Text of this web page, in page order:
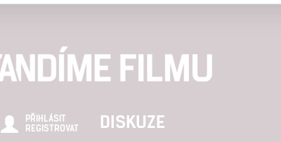
PŘIHLÁSIT
REGISTROVAT
DISKUZE
omezených údajích a měření reklamy
měření obsahu, průzkum publika a vývoj
předcházení a zjišťování podvodů a odstraňování chyb,
a obsahu